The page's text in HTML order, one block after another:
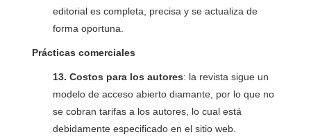
editorial es completa, precisa y se actualiza de
forma oportuna.
Prácticas comerciales
13. Costos para los autores: la revista sigue un
modelo de acceso abierto diamante, por lo que no
se cobran tarifas a los autores, lo cual está
debidamente especificado en el sitio web.